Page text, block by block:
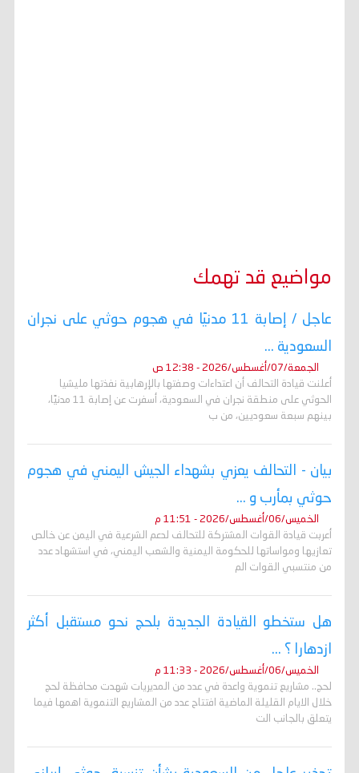
مواضيع قد تهمك
عاجل / إصابة 11 مدنيًا في هجوم حوثي على نجران
السعودية ...
الجمعة/07/أغسطس/2026 - 12:38 ص
أعلنت قيادة التحالف أن اعتداءات وصفتها بالإرهابية نفذتها مليشيا
الحوثي على منطقة نجران في السعودية، أسفرت عن إصابة 11 مدنيًا،
بينهم سبعة سعوديين، من ب
بيان - التحالف يعزي بشهداء الجيش اليمني في هجوم
حوثي بمأرب و ...
الخميس/06/أغسطس/2026 - 11:51 م
أعربت قيادة القوات المشتركة للتحالف لدعم الشرعية في اليمن عن خالص
تعازيها ومواساتها للحكومة اليمنية والشعب اليمني، في استشهاد عدد
من منتسبي القوات الم
هل ستخطو القيادة الجديدة بلحج نحو مستقبل أكثر
ازدهارا ؟ ...
الخميس/06/أغسطس/2026 - 11:33 م
لحج.. مشاريع تنموية واعدة في عدد من المديريات شهدت محافظة لحج
خلال الايام القليلة الماضية افتتاح عدد من المشاريع التنموية اهمها فيما
يتعلق بالجانب الت